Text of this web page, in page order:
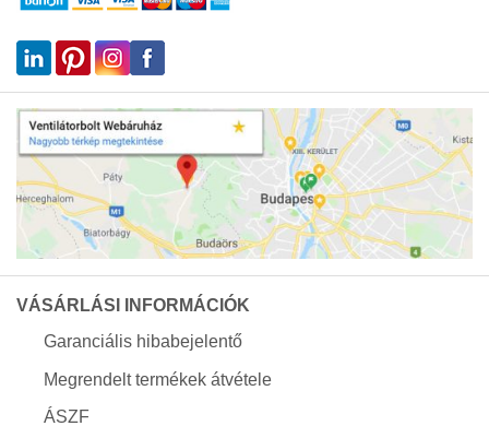
VÁSÁRLÁSI INFORMÁCIÓK
Garanciális hibabejelentő
Megrendelt termékek átvétele
ÁSZF